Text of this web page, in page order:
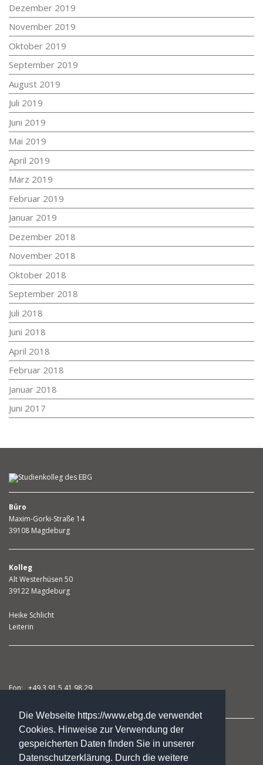
Die Webseite https://www.ebg.de verwendet
Cookies. Hinweise zur Verwendung der
gespeicherten Daten finden Sie in unserer
Datenschutzerklärung. Durch die weitere
Dezember 2019
November 2019
Oktober 2019
September 2019
August 2019
Juli 2019
Juni 2019
Mai 2019
April 2019
März 2019
Februar 2019
Januar 2019
Dezember 2018
November 2018
Oktober 2018
September 2018
Juli 2018
Juni 2018
April 2018
Februar 2018
Januar 2018
Juni 2017
Büro
Maxim-Gorki-Straße 14
39108 Magdeburg
Kolleg
Alt Westerhüsen 50
39122 Magdeburg
Heike Schlicht
Leiterin
Fon: +49.3 91.5 41 98 29